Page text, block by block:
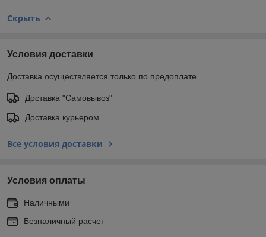
Скрыть
Условия доставки
Доставка осуществляется только по предоплате.
Доставка "Самовывоз"
Доставка курьером
Все условия доставки
Условия оплаты
Наличными
Безналичный расчет